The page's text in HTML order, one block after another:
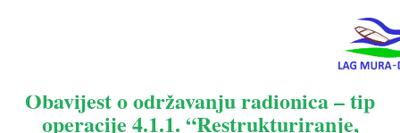
Obavijest o održavanju radionica – tip
operacije 4.1.1. “Restrukturiranje,